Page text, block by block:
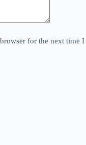
for the next time